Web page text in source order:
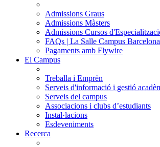
Admissions Graus
Admissions Màsters
Admissions Cursos
FAQs | La Salle Campus Barcelona
Pagaments amb Flywire
El Campus
Treballa i Emprèn
Serveis d'informació i gestió
Serveis del campus
Associacions i clubs d’estudiants
Instal·lacions
Esdeveniments
Recerca